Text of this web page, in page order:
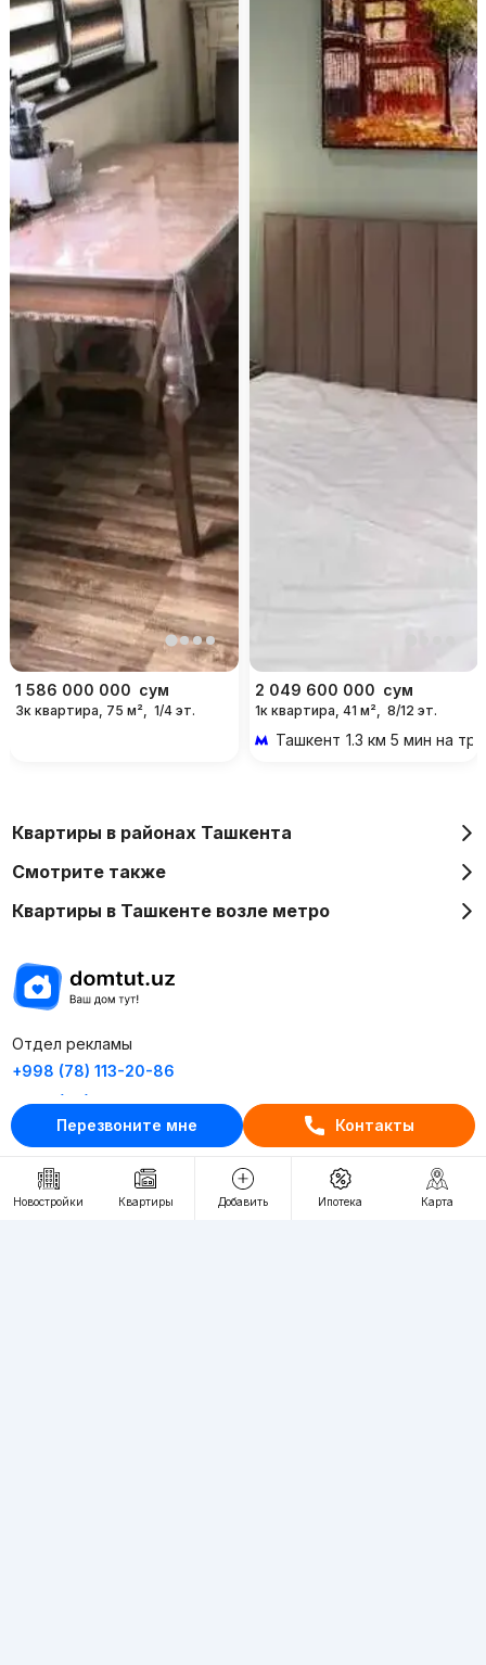
Перезвоните мне Контакты
1 586 000 000 сум
3к квартира, 75 м², 1/4 эт.
2 049 600 000 сум
1к квартира, 41 м², 8/12 эт.
Ташкент 1.3 км 5 мин на
Новостройки Квартиры Добавить Ипотека Карта
Квартиры в районах Ташкента
Смотрите также
Квартиры в Ташкенте возле метро
Отдел рекламы
+998 (78) 113-20-86
+998 (93) 390-30-10
Пн-Пт. С 9:30 до 18:00
RU UZ